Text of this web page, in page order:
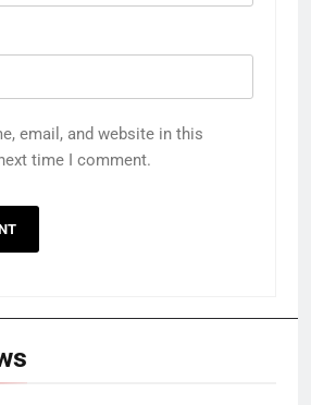
email, and website in this
time I comment.